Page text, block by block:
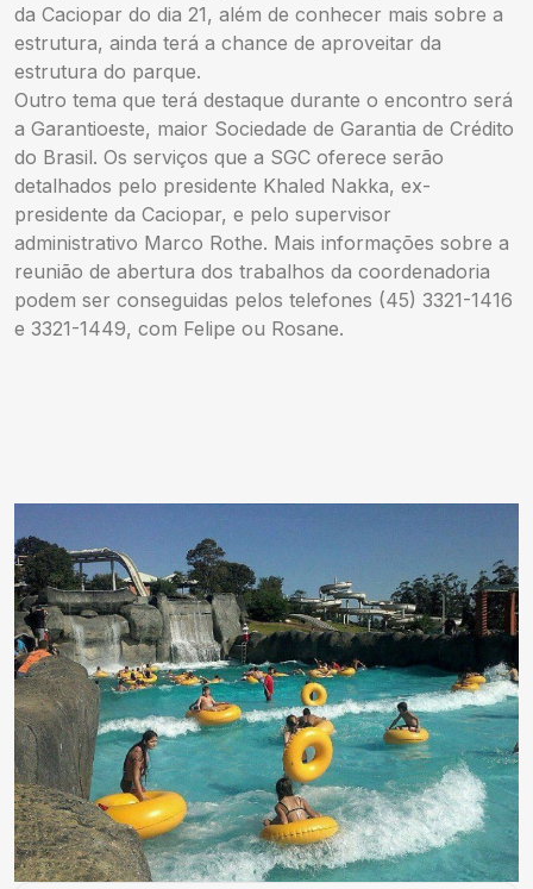
da Caciopar do dia 21, além de conhecer mais sobre a
estrutura, ainda terá a chance de aproveitar da
estrutura do parque.
Outro tema que terá destaque durante o encontro será
a Garantioeste, maior Sociedade de Garantia de Crédito
do Brasil. Os serviços que a SGC oferece serão
detalhados pelo presidente Khaled Nakka, ex-
presidente da Caciopar, e pelo supervisor
administrativo Marco Rothe. Mais informações sobre a
reunião de abertura dos trabalhos da coordenadoria
podem ser conseguidas pelos telefones (45) 3321-1416
e 3321-1449, com Felipe ou Rosane.